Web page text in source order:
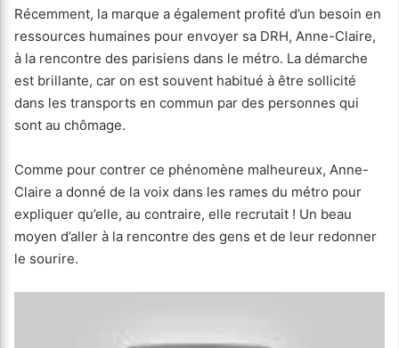
Récemment, la marque a également profité d’un besoin en
ressources humaines pour envoyer sa DRH, Anne-Claire,
à la rencontre des parisiens dans le métro. La démarche
est brillante, car on est souvent habitué à être sollicité
dans les transports en commun par des personnes qui
sont au chômage.
Comme pour contrer ce phénomène malheureux, Anne-
Claire a donné de la voix dans les rames du métro pour
expliquer qu’elle, au contraire, elle recrutait ! Un beau
moyen d’aller à la rencontre des gens et de leur redonner
le sourire.